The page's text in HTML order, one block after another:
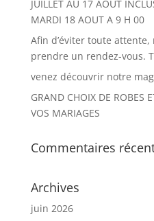
JUILLET AU 17 AOUT
MARDI 18 AOUT A 9 H 00
Afin d’éviter toute
prendre un rendez-vous.
venez découvrir notre
GRAND CHOIX DE ROBES
VOS MARIAGES
Commentaires
Archives
juin 2026